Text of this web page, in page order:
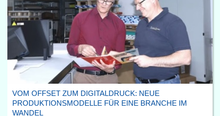
VOM OFFSET ZUM DIGITALDRUCK: NEUE
PRODUKTIONSMODELLE FÜR EINE BRANCHE IM
WANDEL